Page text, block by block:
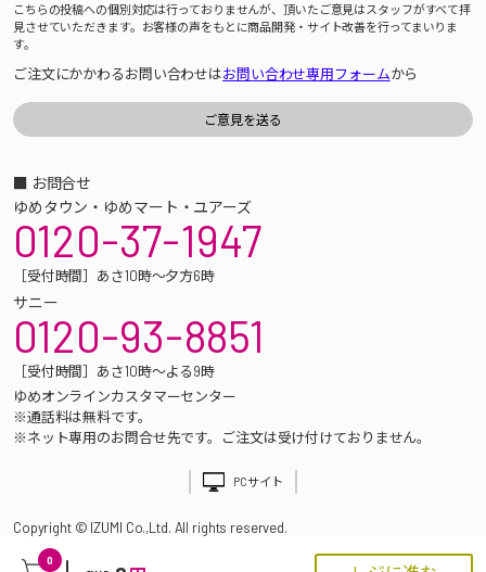
0
こちらの投稿への個別対応は行っておりませんが、頂いたご意見はスタッフがすべて拝
見させていただきます。お客様の声をもとに商品開発・サイト改善を行ってまいりま
す。
ご注文にかかわるお問い合わせはお問い合わせ専用フォームから
■ お問合せ
ゆめタウン・ゆめマート・ユアーズ
0120-37-1947
［受付時間］あさ10時～夕方6時
サニー
0120-93-8851
［受付時間］あさ10時～よる9時
ゆめオンラインカスタマーセンター
※通話料は無料です。
※ネット専用のお問合せ先です。ご注文は受け付けておりません。
PCサイト
Copyright © IZUMI Co.,Ltd. All rights reserved.